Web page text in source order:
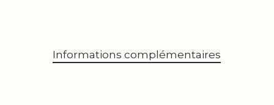
Informations complémentaires